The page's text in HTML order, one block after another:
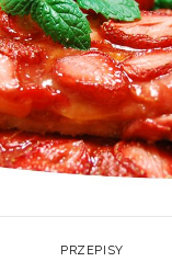
PRZEPISY